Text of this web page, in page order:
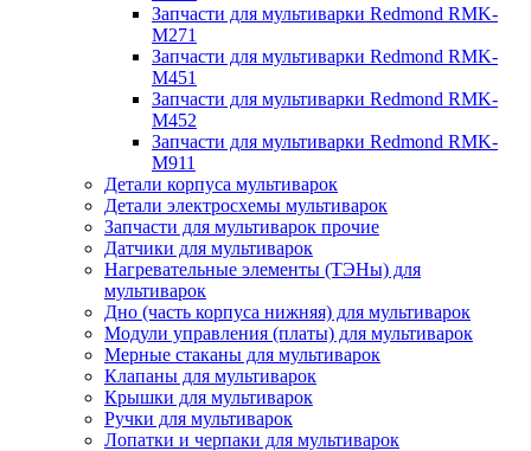
Запчасти для мультиварки Redmond RMK-
M271
Запчасти для мультиварки Redmond RMK-
M451
Запчасти для мультиварки Redmond RMK-
M452
Запчасти для мультиварки Redmond RMK-
M911
Детали корпуса мультиварок
Детали электросхемы мультиварок
Запчасти для мультиварок прочие
Датчики для мультиварок
Нагревательные элементы (ТЭНы) для
мультиварок
Дно (часть корпуса нижняя) для мультиварок
Модули управления (платы) для мультиварок
Мерные стаканы для мультиварок
Клапаны для мультиварок
Крышки для мультиварок
Ручки для мультиварок
Лопатки и черпаки для мультиварок